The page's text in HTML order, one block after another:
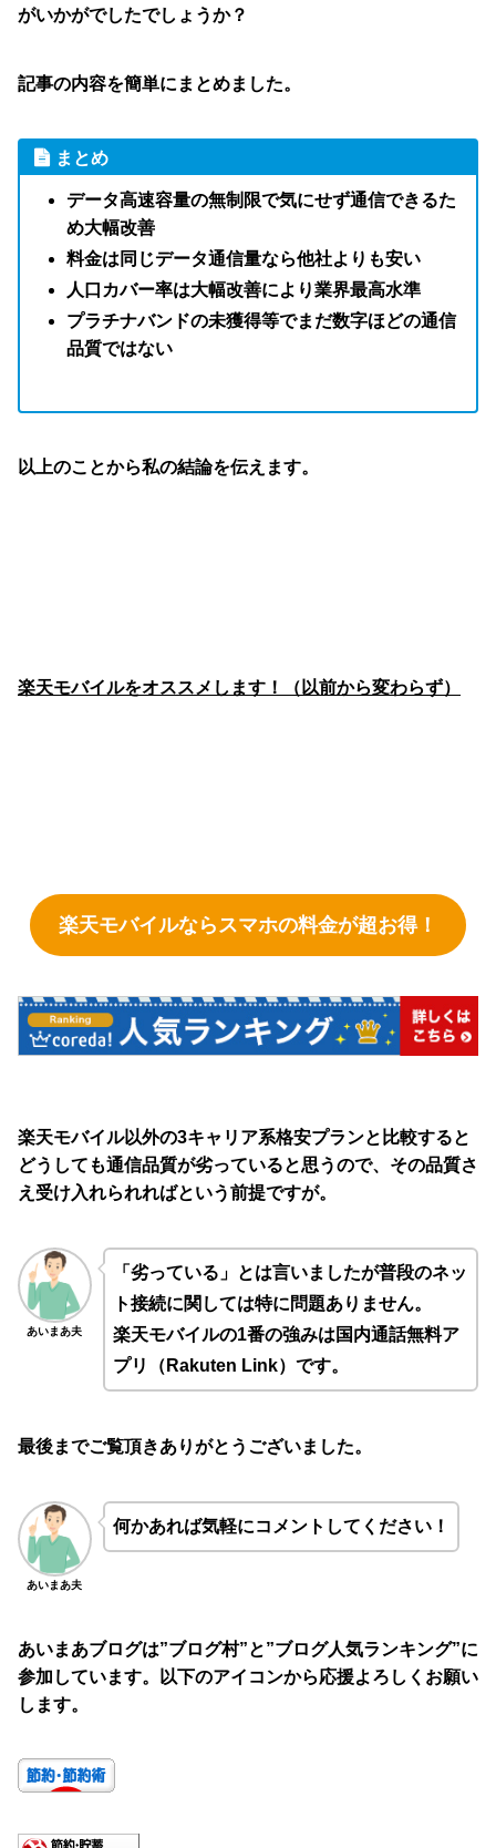
がいかがでしたでしょうか？
記事の内容を簡単にまとめました。
まとめ
データ高速容量の無制限で気にせず通信できるた
め大幅改善
料金は同じデータ通信量なら他社よりも安い
人口カバー率は大幅改善により業界最高水準
プラチナバンドの未獲得等でまだ数字ほどの通信
品質ではない
以上のことから私の結論を伝えます。
楽天モバイルをオススメします！（以前から変わらず）
楽天モバイルならスマホの料金が超お得！
楽天モバイル以外の3キャリア系格安プランと比較すると
どうしても通信品質が劣っていると思うので、その品質さ
え受け入れられればという前提ですが。
あいまあ夫
「劣っている」とは言いましたが普段のネッ
ト接続に関しては特に問題ありません。
楽天モバイルの1番の強みは国内通話無料ア
プリ（Rakuten Link）です。
最後までご覧頂きありがとうございました。
あいまあ夫
何かあれば気軽にコメントしてください！
あいまあブログは”ブログ村”と”ブログ人気ランキング”に
参加しています。以下のアイコンから応援よろしくお願い
します。